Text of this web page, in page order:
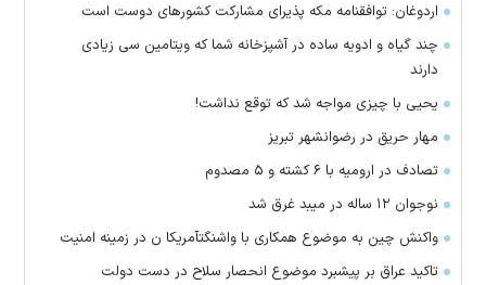
اردوغان: توافقنامه مکه پذیرای مشارکت کشور‌های دوست است
چند گیاه و ادویه ساده در آشپزخانه شما که ویتامین سی زیادی
دارند
یحیی با چیزی مواجه شد که توقع نداشت!
مهار حریق در رضوانشهر تبریز
تصادف در ارومیه با ۶ کشته و ۵ مصدوم
نوجوان ۱۲ ساله در میبد غرق شد
واکنش چین به موضوع همکاری با واشنگتآمریکا ن در زمینه امنیت
تاکید عراق بر پیشبرد موضوع انحصار سلاح در دست دولت